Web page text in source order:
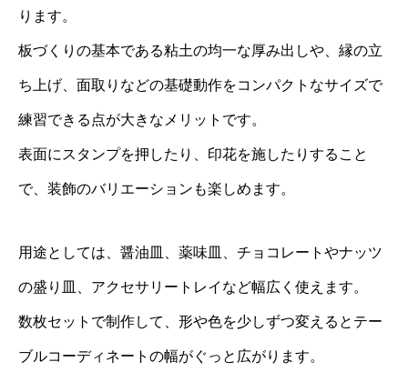
ります。
板づくりの基本である粘土の均一な厚み出しや、縁の立
ち上げ、面取りなどの基礎動作をコンパクトなサイズで
練習できる点が大きなメリットです。
表面にスタンプを押したり、印花を施したりすること
で、装飾のバリエーションも楽しめます。
用途としては、醤油皿、薬味皿、チョコレートやナッツ
の盛り皿、アクセサリートレイなど幅広く使えます。
数枚セットで制作して、形や色を少しずつ変えるとテー
ブルコーディネートの幅がぐっと広がります。